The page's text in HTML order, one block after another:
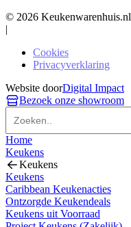
© 2026 Keukenwarenhuis.nl
|
Cookies
Privacyverklaring
Website doorDigital Impact
Bezoek onze showroom
Home
Keukens
Keukens
Keukens
Caribbean Keukenacties
Ontzorgde Keukendeals
Keukens uit Voorraad